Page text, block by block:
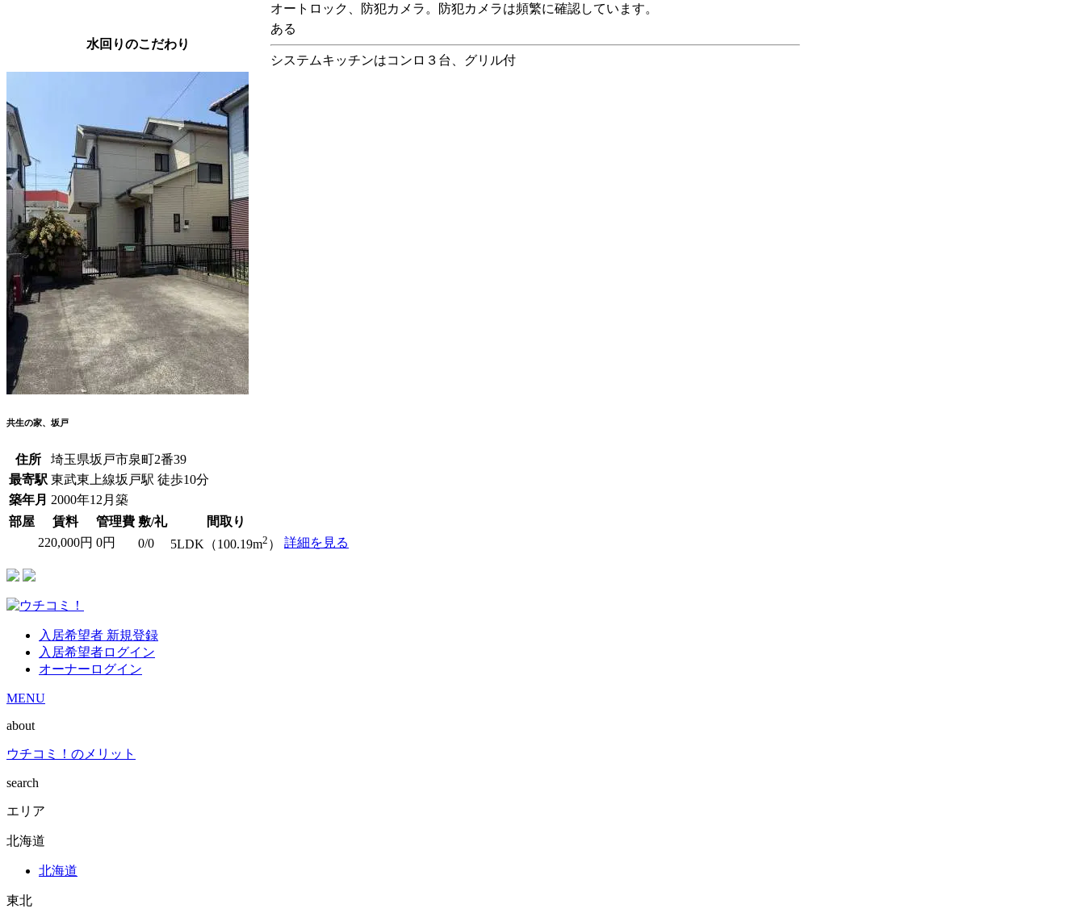
オートロック、防犯カメラ。防犯カメラは頻繁に確認しています。
水回りのこだわり
ある
システムキッチンはコンロ３台、グリル付
共生の家、坂戸
住所
埼玉県坂戸市泉町2番39
最寄駅 東武東上線坂戸駅 徒歩10分
築年月 2000年12月築
部屋
賃料 管理費 敷/礼
間取り
220,000円 0円 0/0 5LDK（100.19m2 ） 詳細を見る
入居希望者 新規登録
入居希望者ログイン
オーナーログイン
MENU
about
ウチコミ！のメリット
search
エリア
北海道
北海道
東北